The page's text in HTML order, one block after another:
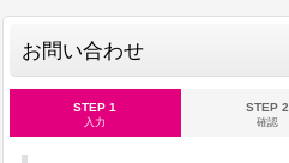
お問い合わせ
STEP 1
入力
STEP 2
確認